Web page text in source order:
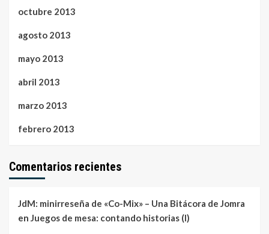
octubre 2013
agosto 2013
mayo 2013
abril 2013
marzo 2013
febrero 2013
Comentarios recientes
JdM: minirreseña de «Co-Mix» – Una Bitácora de Jomra
en Juegos de mesa: contando historias (I)